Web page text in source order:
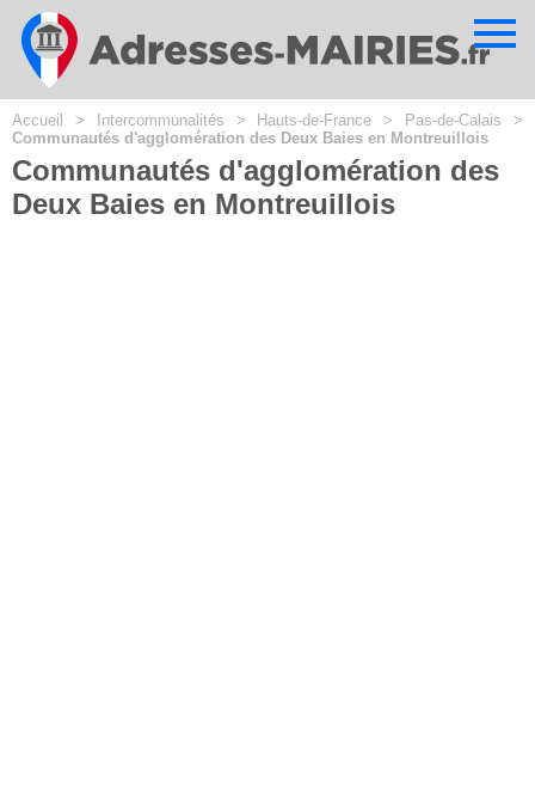
Accueil > Intercommunalités > Hauts-de-France > Pas-de-Calais >
Communautés d'agglomération des Deux Baies en Montreuillois
Communautés d'agglomération des
Deux Baies en Montreuillois
Cookies management panel